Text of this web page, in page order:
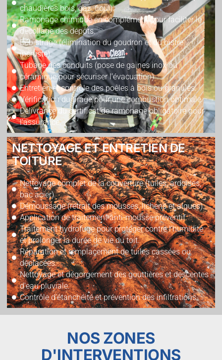
chaudières bois, gaz, fioul).
Ramonage chimique en complément pour faciliter le
décollage des dépôts.
Débistrage (élimination du goudron et du bistre
incrusté).
Tubage des conduits (pose de gaines inox ou
céramique pour sécuriser l’évacuation).
Entretien et contrôle des poêles à bois ou granulés.
Vérification du tirage pour une combustion optimale.
Délivrance du certificat de ramonage obligatoire pour
l’assurance.
NETTOYAGE ET ENTRETIEN DE
TOITURE
Nettoyage complet de la couverture (tuiles, ardoises,
bac acier).
Démoussage (retrait des mousses, lichens et algues).
Application de traitement anti-mousse préventif.
Traitement hydrofuge pour protéger contre l’humidité
et prolonger la durée de vie du toit.
Réparation et remplacement de tuiles cassées ou
déplacées.
Nettoyage et dégorgement des gouttières et descentes
d’eau pluviale.
Contrôle d’étanchéité et prévention des infiltrations.
NOS ZONES
D'INTERVENTIONS